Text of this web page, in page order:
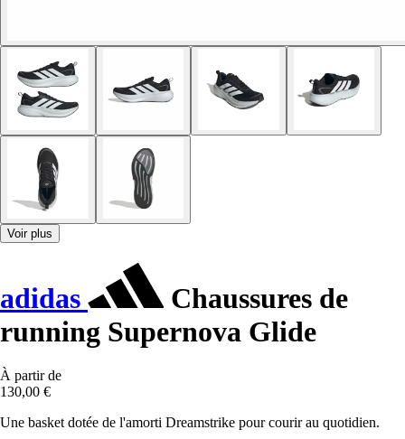
Voir plus
adidas
Chaussures de
running Supernova Glide
À partir de
130,00 €
Une basket dotée de l'amorti Dreamstrike pour courir au quotidien.